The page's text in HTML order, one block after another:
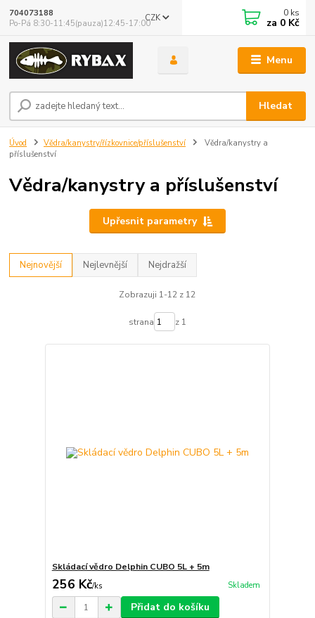
Menu
CZK
Hledat
704073188
Po-Pá 8:30-11:45(pauza)12:45-17:00
0 ks
za 0 Kč
Úvod Vědra/kanystry/řízkovnice/příslušenství
Vědra/kanystry a
příslušenství
Vědra/kanystry a příslušenství
Upřesnit parametry
Nejnovější Nejlevnější Nejdražší
Zobrazuji 1-12 z 12
strana z 1
Skládací vědro Delphin CUBO 5L + 5m
256 Kč/ks Skladem
Přidat do košíku